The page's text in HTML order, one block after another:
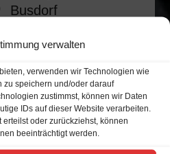
verwalten
verwenden wir Technologien wie
zu speichern und/oder darauf
zustimmst, können wir Daten
IDs auf dieser Website verarbeiten.
oder zurückziehst, können
beeinträchtigt werden.
Busdorf